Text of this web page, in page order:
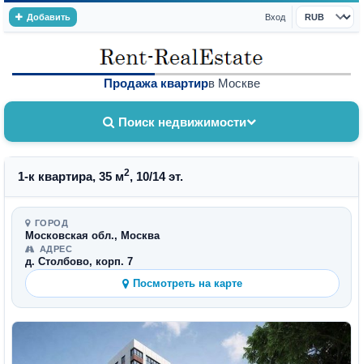
Добавить Вход
Валюта
Продажа квартирв Москве
Поиск недвижимости
1-к квартира, 35 м2, 10/14 эт.
ГОРОД
Московская обл., Москва
АДРЕС
д. Столбово, корп. 7
Посмотреть на карте